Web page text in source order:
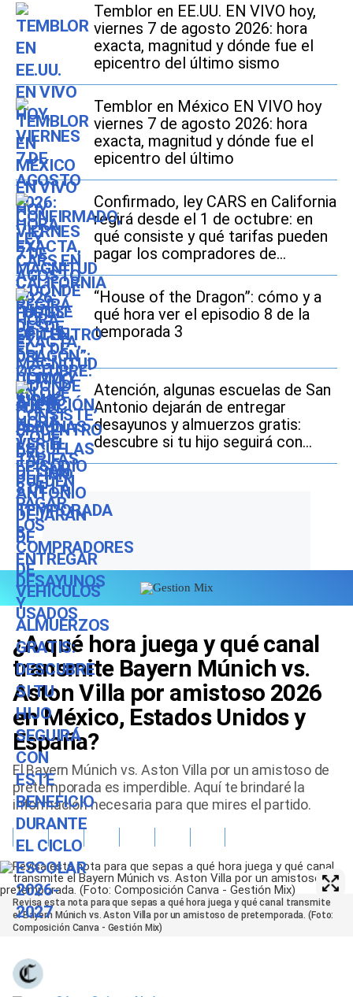
Temblor en EE.UU. EN VIVO hoy,
viernes 7 de agosto 2026: hora
exacta, magnitud y dónde fue el
epicentro del último sismo
Temblor en México EN VIVO hoy
viernes 7 de agosto 2026: hora
exacta, magnitud y dónde fue el
epicentro del último
Confirmado, ley CARS en California
regirá desde el 1 de octubre: en
qué consiste y qué tarifas pueden
pagar los compradores de
vehículos usados
“House of the Dragon”: cómo y a
qué hora ver el episodio 8 de la
temporada 3
Atención, algunas escuelas de San
Antonio dejarán de entregar
desayunos y almuerzos gratis:
descubre si tu hijo seguirá con
este beneficio durante el ciclo